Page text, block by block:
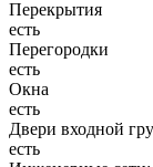
Перекрытия
есть
Перегородки
есть
Окна
есть
Двери входной
есть